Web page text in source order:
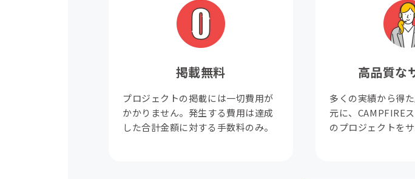
掲載無料
プロジェクトの掲載には一切費用が
かかりません。発生する費用は達成
した合計金額に対する手数料のみ。
高品質な
多くの実績から得
元に、CAMPFIRE
のプロジェクトをサ